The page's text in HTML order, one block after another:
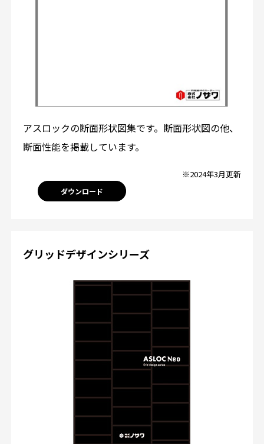
アスロックの断面形状図集です。断面形状図の他、
断面性能を掲載しています。
※2024年3月更新
ダウンロード
グリッドデザインシリーズ